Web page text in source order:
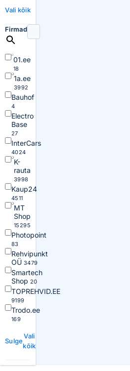
Vali kõik
Firmad
01.ee
18
1a.ee
3992
Bauhof
4
Electro
Base
27
InterCars
4024
K-
rauta
3998
Kaup24
4511
MT
Shop
15295
Photopoint
83
Rehvipunkt
OÜ 3479
Smartech
Shop 20
TOPREHVID.EE
9199
Trodo.ee
169
Sulge
Vali
kõik